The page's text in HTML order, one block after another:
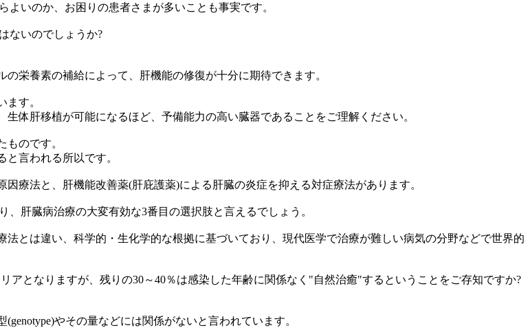
いのか、お困りの患者さまが多いことも事実です。
ないのでしょうか?
栄養素の補給によって、肝機能の修復が十分に期待できます。
す。
体肝移植が可能になるほど、予備能力の高い臓器であることをご理解ください。
のです。
言われる所以です。
療法と、肝機能改善薬(肝庇護薬)による肝臓の炎症を抑える対症療法があります。
肝臓病治療の大変有効な3番目の選択肢と言えるでしょう。
とは違い、科学的・生化学的な根拠に基づいており、現代医学で治療が難しい病気の分野などで世界的
アとなりますが、残りの30～40％は感染した年齢に関係なく"自然治癒"するということをご存知ですか?
やその量などには関係がないと言われています。